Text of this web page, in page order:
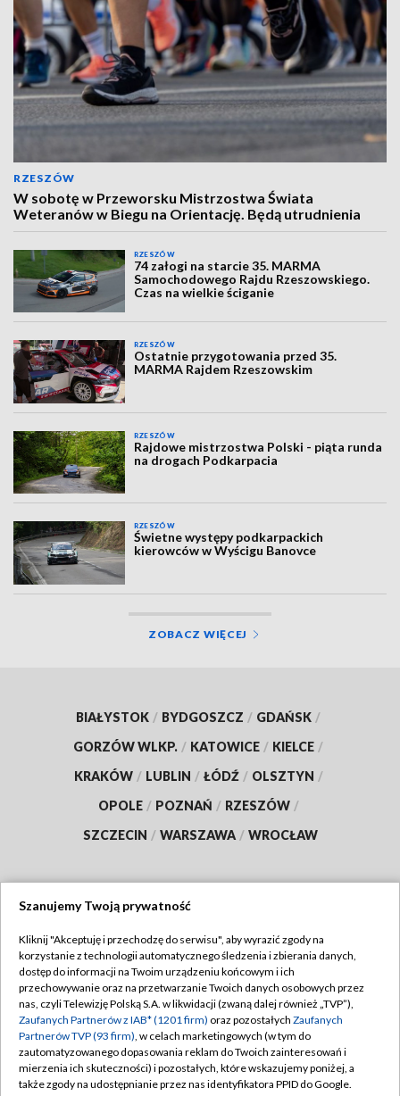
RZESZÓW
W sobotę w Przeworsku Mistrzostwa Świata
Weteranów w Biegu na Orientację. Będą utrudnienia
RZESZÓW
74 załogi na starcie 35. MARMA
Samochodowego Rajdu Rzeszowskiego.
Czas na wielkie ściganie
RZESZÓW
Ostatnie przygotowania przed 35.
MARMA Rajdem Rzeszowskim
RZESZÓW
Rajdowe mistrzostwa Polski - piąta runda
na drogach Podkarpacia
RZESZÓW
Świetne występy podkarpackich
kierowców w Wyścigu Banovce
ZOBACZ WIĘCEJ
BIAŁYSTOK / BYDGOSZCZ / GDAŃSK /
GORZÓW WLKP. / KATOWICE / KIELCE /
KRAKÓW / LUBLIN / ŁÓDŹ / OLSZTYN /
OPOLE / POZNAŃ / RZESZÓW /
SZCZECIN / WARSZAWA / WROCŁAW
TVP
Abonament TVP
Emisja w TVP
Centrum informacji TVP
Naziemna Telewizja Cyfrowa
Regulamin TVP
Polityka prywatności
Moje zgody
Pomoc
Szanujemy Twoją prywatność
Kliknij "Akceptuję i przechodzę do serwisu", aby wyrazić zgody na
korzystanie z technologii automatycznego śledzenia i zbierania danych,
dostęp do informacji na Twoim urządzeniu końcowym i ich
przechowywanie oraz na przetwarzanie Twoich danych osobowych przez
nas, czyli Telewizję Polską S.A. w likwidacji (zwaną dalej również „TVP”),
Zaufanych Partnerów z IAB* (1201 firm) oraz pozostałych Zaufanych
Partnerów TVP (93 firm), w celach marketingowych (w tym do
zautomatyzowanego dopasowania reklam do Twoich zainteresowań i
mierzenia ich skuteczności) i pozostałych, które wskazujemy poniżej, a
także zgody na udostępnianie przez nas identyfikatora PPID do Google.